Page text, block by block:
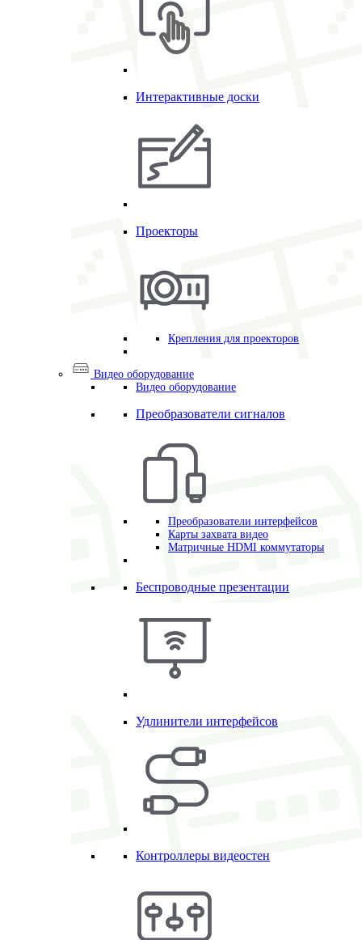
Интерактивные доски
Проекторы
Крепления для проекторов
Видео оборудование
Видео оборудование
Преобразователи сигналов
Преобразователи интерфейсов
Карты захвата видео
Матричные HDMI коммутаторы
Беспроводные презентации
Удлинители интерфейсов
Контроллеры видеостен